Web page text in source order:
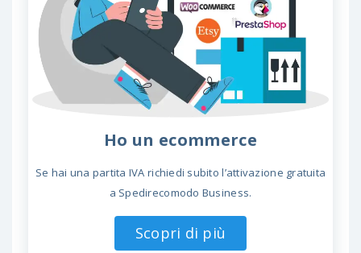
Ho un ecommerce
Se hai una partita IVA richiedi subito l’attivazione gratuita
a Spedirecomodo Business.
Scopri di più